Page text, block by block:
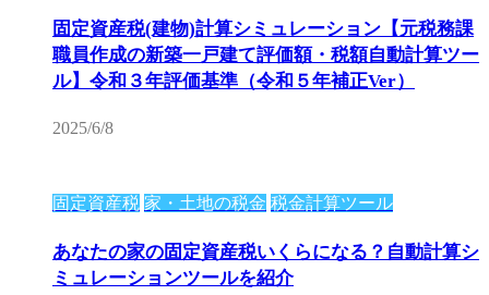
固定資産税(建物)計算シミュレーション【元税務課
職員作成の新築一戸建て評価額・税額自動計算ツー
ル】令和３年評価基準（令和５年補正Ver）
2025/6/8
固定資産税 家・土地の税金 税金計算ツール
あなたの家の固定資産税いくらになる？自動計算シ
ミュレーションツールを紹介